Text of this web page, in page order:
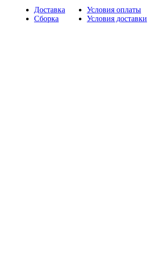
Доставка
Сборка
Условия оплаты
Условия доставки